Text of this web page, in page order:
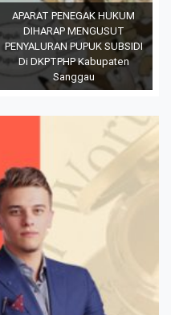
APARAT PENEGAK HUKUM
DIHARAP MENGUSUT
PENYALURAN PUPUK SUBSIDI
Di DKPTPHP Kabupaten
Sanggau